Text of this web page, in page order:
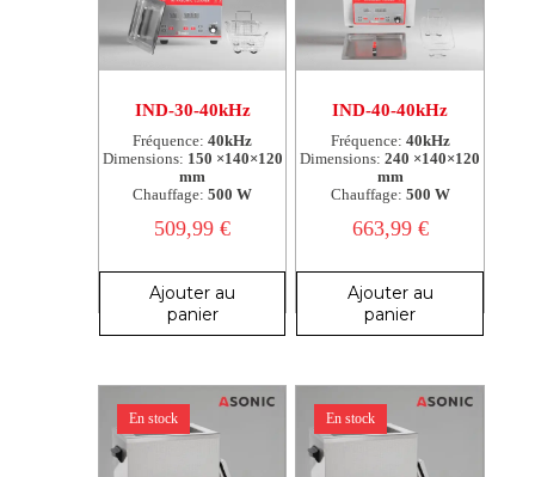
IND-30-40kHz
Fréquence: 40kHz
Dimensions: 150 ×140×120
mm
Chauffage: 500 W
509,99€
Ajouter au
panier
IND-40-40kHz
Fréquence: 40kHz
Dimensions: 240 ×140×120
mm
Chauffage: 500 W
663,99 €
Ajouter au
panier
En stock En stock